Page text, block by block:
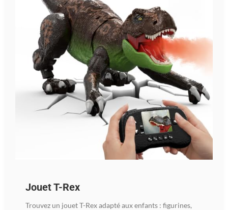
Jouet T-Rex
Trouvez un jouet T-Rex adapté aux enfants : figurines,